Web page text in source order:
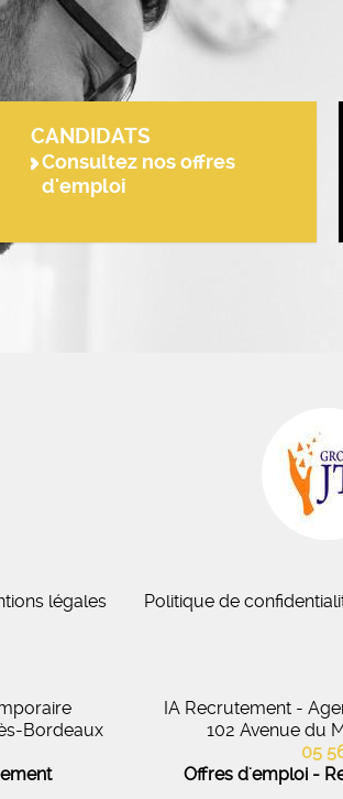
CANDIDATS
Consultez nos offres
d'emploi
légales Politique de
Bordeaux
IA Recrutement -
102 Avenue du
05
Offres d'emploi -